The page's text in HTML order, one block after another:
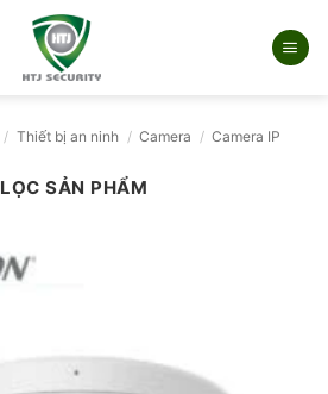
/ Thiết bị an ninh / Camera / Camera IP
LỌC SẢN PHẨM